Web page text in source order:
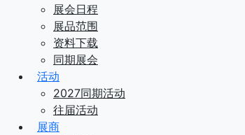
展会日程
展品范围
资料下载
同期展会
活动
2027同期活动
往届活动
展商